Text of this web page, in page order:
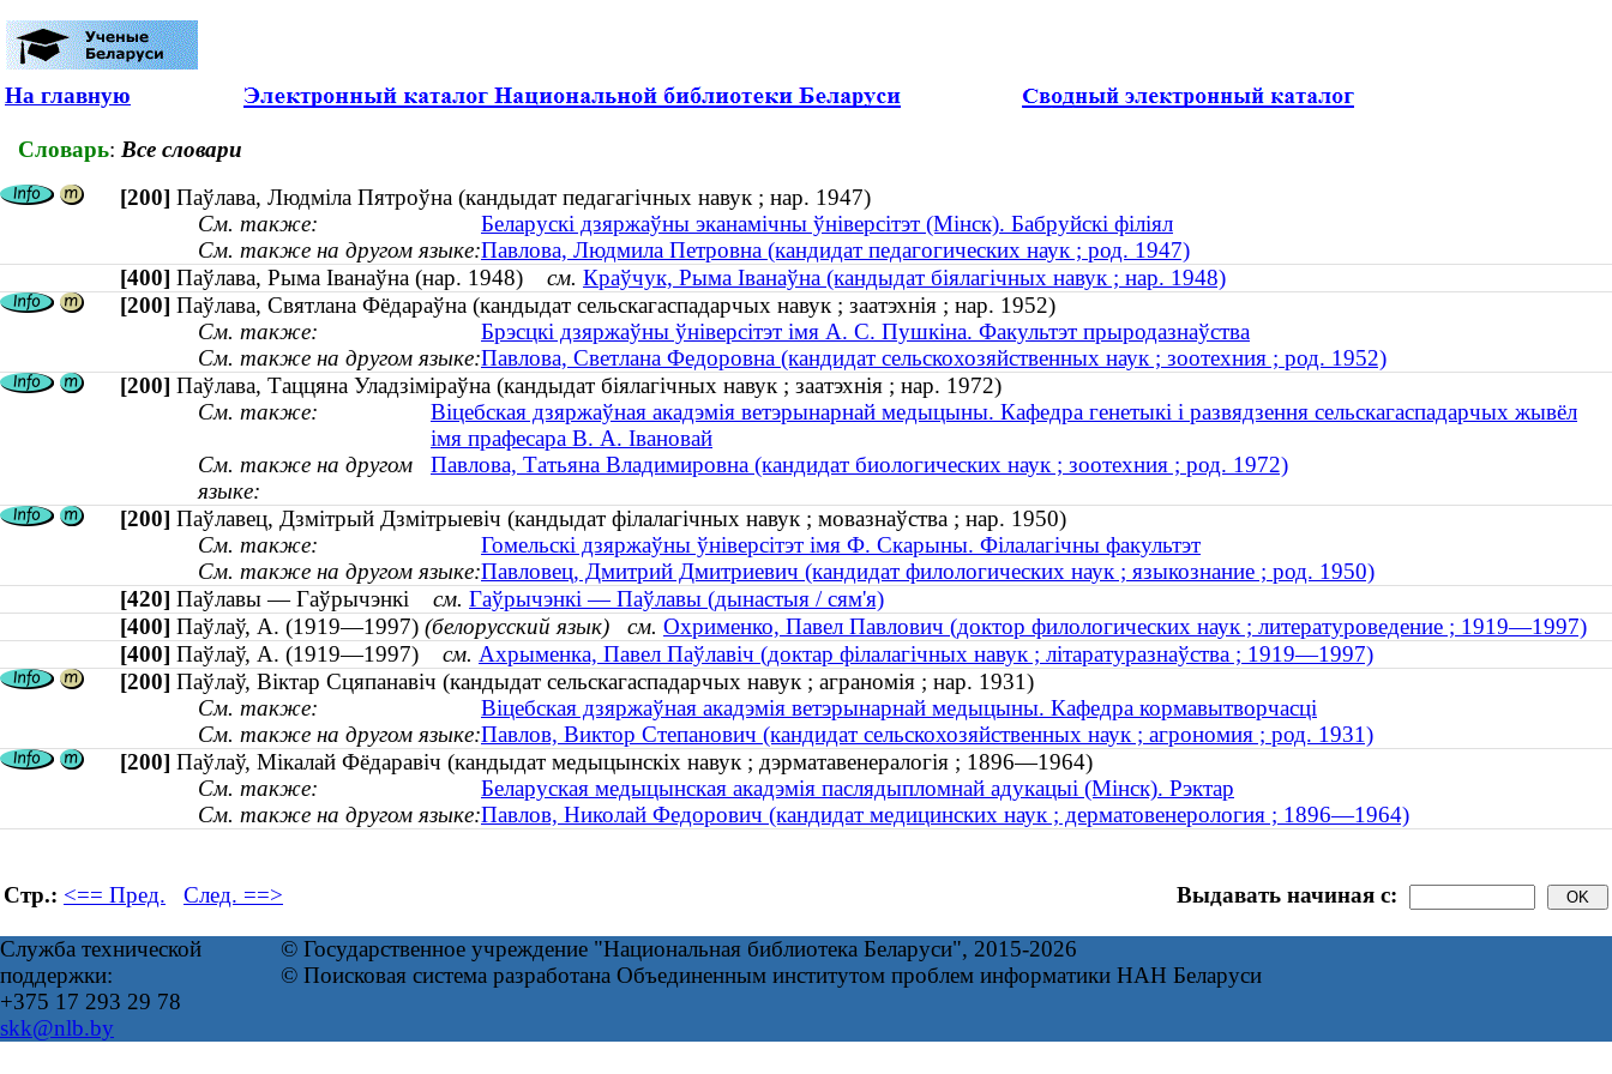
На главную
Словарь: Все словари
[200] Паўлава, Людміла Пятроўна (кандыдат педагагічных навук ; нар. 1947)
См. также:
Беларускі дзяржаўны эканамічны ўніверсітэт (Мінск). Бабруйскі філіял
См. также на другом языке:Павлова, Людмила Петровна (кандидат педагогических наук ; род. 1947)
[400] Паўлава, Рыма Іванаўна (нар. 1948) см. Краўчук, Рыма Іванаўна (кандыдат біялагічных навук ; нар. 1948)
[200] Паўлава, Святлана Фёдараўна (кандыдат сельскагаспадарчых навук ; заатэхнія ; нар. 1952)
См. также:
Брэсцкі дзяржаўны ўніверсітэт імя А. С. Пушкіна. Факультэт прыродазнаўства
См. также на другом языке:Павлова, Светлана Федоровна (кандидат сельскохозяйственных наук ; зоотехния ; род. 1952)
[200] Паўлава, Таццяна Уладзіміраўна (кандыдат біялагічных навук ; заатэхнія ; нар. 1972)
См. также:
Віцебская дзяржаўная акадэмія ветэрынарнай медыцыны. Кафедра генетыкі і развядзення сельскагаспадарчых жывёл
імя прафесара В. А. Івановай
См. также на другом
языке:
Павлова, Татьяна Владимировна (кандидат биологических наук ; зоотехния ; род. 1972)
[200] Паўлавец, Дзмітрый Дзмітрыевіч (кандыдат філалагічных навук ; мовазнаўства ; нар. 1950)
См. также:
Гомельскі дзяржаўны ўніверсітэт імя Ф. Скарыны. Філалагічны факультэт
См. также на другом языке:Павловец, Дмитрий Дмитриевич (кандидат филологических наук ; языкознание ; род. 1950)
[420] Паўлавы — Гаўрычэнкі см. Гаўрычэнкі — Паўлавы (дынастыя / сям'я)
[400] Паўлаў, А. (1919—1997) (белорусский язык) см. Охрименко, Павел Павлович (доктор филологических наук ; литературоведение ; 1919—1997)
[400] Паўлаў, А. (1919—1997) см. Ахрыменка, Павел Паўлавіч (доктар філалагічных навук ; літаратуразнаўства ; 1919—1997)
[200] Паўлаў, Віктар Сцяпанавіч (кандыдат сельскагаспадарчых навук ; аграномія ; нар. 1931)
См. также:
Віцебская дзяржаўная акадэмія ветэрынарнай медыцыны. Кафедра кормавытворчасці
См. также на другом языке:Павлов, Виктор Степанович (кандидат сельскохозяйственных наук ; агрономия ; род. 1931)
[200] Паўлаў, Мікалай Фёдаравіч (кандыдат медыцынскіх навук ; дэрматавенералогія ; 1896—1964)
См. также:
Беларуская медыцынская акадэмія паслядыпломнай адукацыі (Мінск). Рэктар
См. также на другом языке:Павлов, Николай Федорович (кандидат медицинских наук ; дерматовенерология ; 1896—1964)
Стр.: <== Пред. След. ==> Выдавать начиная с:
Служба технической
поддержки:
+375 17 293 29 78
skk@nlb.by
© Государственное учреждение "Национальная библиотека Беларуси", 2015-2026
© Поисковая система разработана Объединенным институтом проблем информатики НАН Беларуси